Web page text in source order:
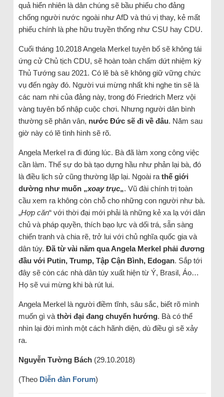
quả hiển nhiên là dân chúng sẽ bầu phiếu cho đảng
chống người nước ngoài như AfD và thú vị thay, kẻ mất
phiếu chính là phe hữu truyền thống như CSU hay CDU.
Cuối tháng 10.2018 Angela Merkel tuyên bố sẽ không tái
ứng cử Chủ tịch CDU, sẽ hoàn toàn chấm dứt nhiệm kỳ
Thủ Tướng sau 2021. Có lẽ bà sẽ không giữ vững chức
vụ đến ngày đó. Người vui mừng nhất khi nghe tin sẽ là
các nam nhi của đảng này, trong đó Friedrich Merz vội
vàng tuyên bố nhập cuộc chơi. Nhưng người dân bình
thường sẽ phân vân, nước Đức sẽ đi về đâu. Năm sau
giờ này có lẽ tình hình sẽ rõ.
Angela Merkel ra đi đúng lúc. Bà đã làm xong công việc
cần làm. Thế sự do bà tạo dựng hầu như phản lại bà, đó
là điều lịch sử cũng thường lặp lại. Ngoài ra thế giới
dường như muốn „xoay trục„. Vũ đài chính trị toàn
cầu xem ra không còn chỗ cho những con người như bà.
„Hợp căn“ với thời đại mới phải là những kẻ xa lạ với dân
chủ và pháp quyền, thích bạo lực và dối trá, sẵn sàng
chiến tranh và chia rẽ, trở lui với chủ nghĩa quốc gia và
dân túy. Đã từ vài năm qua Angela Merkel phải đương
đầu với Putin, Trump, Tập Cận Bình, Edogan. Sắp tới
đây sẽ còn các nhà dân túy xuất hiện từ Ý, Brasil, Áo…
Họ sẽ vui mừng khi bà rút lui.
Angela Merkel là người điềm tĩnh, sâu sắc, biết rõ mình
muốn gì và thời đại đang chuyển hướng. Bà có thể
nhìn lại đời mình một cách hãnh diện, dù điều gì sẽ xảy
ra.
Nguyễn Tường Bách (29.10.2018)
(Theo Diễn đàn Forum)